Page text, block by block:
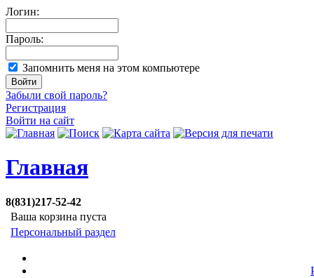
Логин:
Пароль:
Запомнить меня на этом компьютере
Забыли свой пароль?
Регистрация
Войти на сайт
Главная
8(831)217-52-42
Ваша корзина пуста
Персональный раздел